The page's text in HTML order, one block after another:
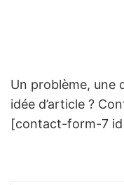
Un problème, une
idée d’article ?
[contact-form-7